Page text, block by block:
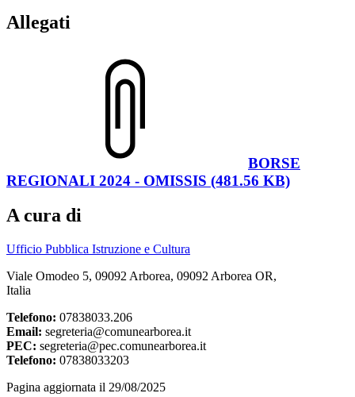
Allegati
BORSE
REGIONALI 2024 - OMISSIS (481.56 KB)
A cura di
Ufficio Pubblica Istruzione e Cultura
Viale Omodeo 5, 09092 Arborea, 09092 Arborea OR,
Italia
Telefono: 07838033.206
Email: segreteria@comunearborea.it
PEC: segreteria@pec.comunearborea.it
Telefono: 07838033203
Pagina aggiornata il 29/08/2025